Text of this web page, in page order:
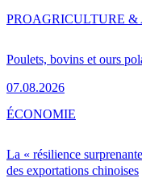
Poulets, bovins et ours
07.08.2026
PROAGRICULTURE
La « résilience
des exportations chinoises
ÉCONOMIE